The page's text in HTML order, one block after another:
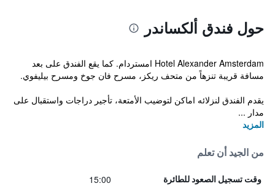
حول فندق ألكساندر
Hotel Alexander Amsterdam امستردام. كما يقع الفندق على بعد
مسافة قريبة تنزهاً من متحف ريكز، مسرح فان جوخ ومسرح بيليفوي.
يقدم الفندق لنزلائه اماكن لتوضيب الأمتعة، تأجير دراجات واستقبال على
مدار ...
المزيد
من الجيد أن تعلم
وقت تسجيل الصعود للطائرة 15:00